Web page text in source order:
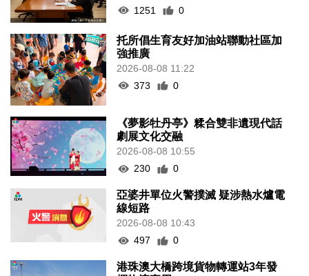
1251
0
托所倡生育友好加油站聯動社區加
強推廣
2026-08-08 11:22
373
0
《夢影牡丹亭》糅合雙非遺現代話
劇展文化交融
2026-08-08 10:55
230
0
亞婆井單位火警撲滅 疑涉熱水爐電
線短路
2026-08-08 10:43
497
0
港珠澳大橋跨境貨物轉運站3年發